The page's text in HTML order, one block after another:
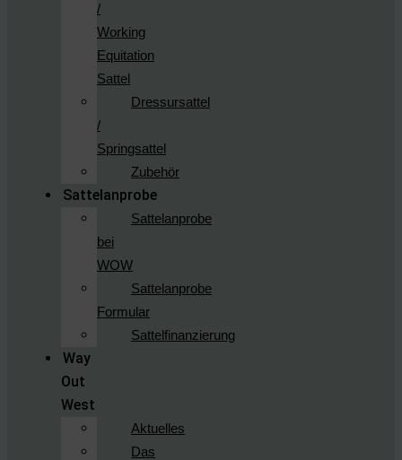
/
Working
Equitation
Sattel
Dressursattel
/
Springsattel
Zubehör
Sattelanprobe
Sattelanprobe
bei
WOW
Sattelanprobe
Formular
Sattelfinanzierung
Way
Out
West
Aktuelles
Das